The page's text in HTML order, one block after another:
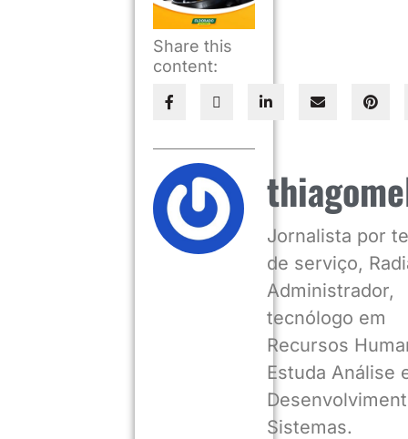
Share this
content:
Jornalista por
de serviço,
Administrador,
tecnólogo em
Recursos
Estuda Análise
Sistemas.